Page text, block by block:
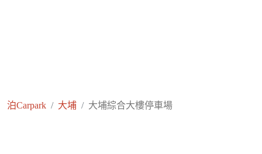
泊Carpark 大埔 大埔綜合大樓停車場